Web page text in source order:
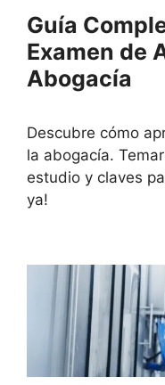
Guía
Examen de
Abogacía
Descubre cómo
la abogacía.
estudio y claves
ya!